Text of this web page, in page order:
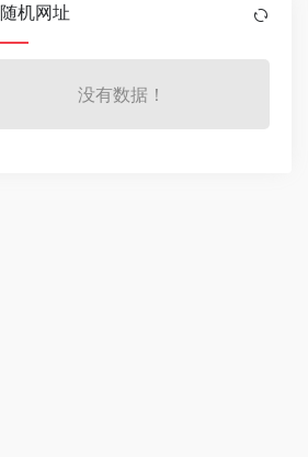
随机网址
没有数据！